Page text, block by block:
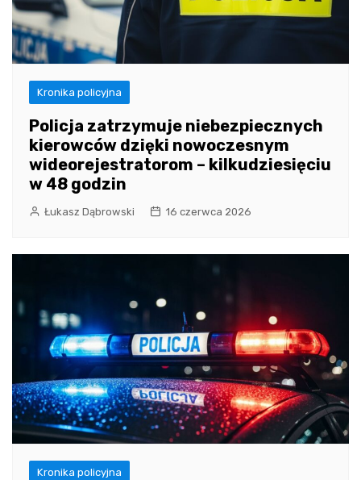
Kronika policyjna
Policja zatrzymuje niebezpiecznych
kierowców dzięki nowoczesnym
wideorejestratorom – kilkudziesięciu
w 48 godzin
Łukasz Dąbrowski 16 czerwca 2026
Kronika policyjna